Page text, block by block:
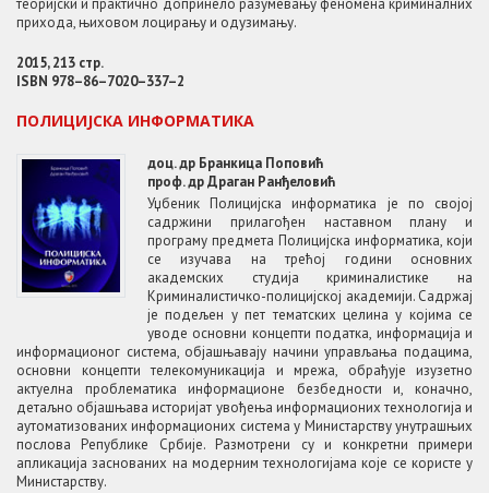
прихода, њиховом лоцирању и одузимању.
2015, 213 стр.
ISBN 978–86–7020–337–2
ПОЛИЦИЈСКА ИНФОРМАТИКА
доц. др Бранкица Поповић
проф. др Драган Ранђеловић
Уџбеник Полицијска информатика је по својој
садржини прилагођен наставном плану и
програму предмета Полицијска информатика, који
се изучава на трећој години основних
академских студија криминалистике на
Криминалистичко-полицијској академији. Садржај
је подељен у пет тематских целина у којима се
уводе основни концепти податка, информација и
информационог система, објашњавају начини управљања подацима,
основни концепти телекомуникација и мрежа, обрађује изузетно
актуелна проблематика информационе безбедности и, коначно,
детаљно објашњава историјат увођења информационих технологија и
аутоматизованих информационих система у Министарству унутрашњих
послова Републике Србије. Размотрени су и конкретни примери
апликација заснованих на модерним технологијама које се користе у
Министарству.